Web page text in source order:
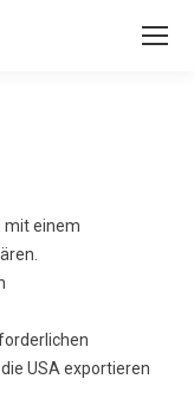
mit einem
USA exportieren